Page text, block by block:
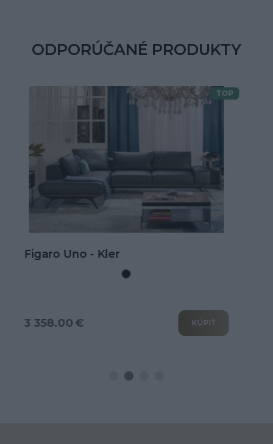
ODPORÚČANÉ PRODUKTY
TOP
Doprava zdarma
Kožená rohová sedačka Goya s
rozkladom na spanie
3 802.00 € KÚPIŤ